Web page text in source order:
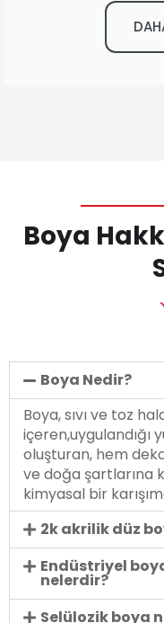
Boya
Boya Nedir?
Boya, sıvı ve toz
içeren,uygulandığı
oluşturan, hem
ve doğa şartlarına
kimyasal bir
2k akrilik düz
Endüstriyel
nelerdir?
Selülozik boya